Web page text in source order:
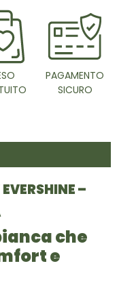
PAGAMENTO
SICURO
–
che
e